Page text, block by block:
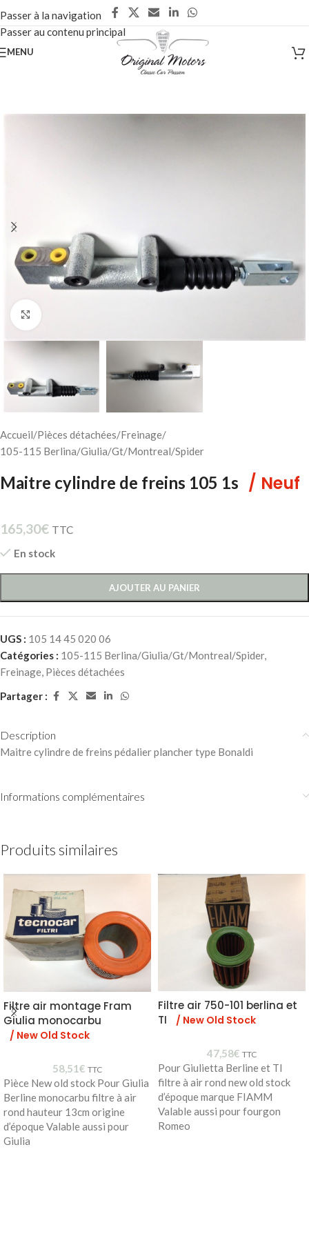
Passer à la navigation
Passer au contenu principal
MENU
Cliquez pour agrandir
Accueil/Pièces détachées/Freinage/
105-115 Berlina/Giulia/Gt/Montreal/Spider
Maitre cylindre de freins 105 1s / Neuf
165,30€ TTC
En stock
AJOUTER AU PANIER
UGS : 105 14 45 020 06
Catégories : 105-115 Berlina/Giulia/Gt/Montreal/Spider,
Freinage, Pièces détachées
Partager :
Description
Maitre cylindre de freins pédalier plancher type Bonaldi
Informations complémentaires
Produits similaires
Filtre air montage Fram
Giulia monocarbu
/ New Old Stock
58,51€ TTC
Pièce New old stock Pour Giulia
Berline monocarbu filtre à air
rond hauteur 13cm origine
d’époque Valable aussi pour
Giulia
Filtre air 750-101 berlina et
TI
/ New Old Stock
47,58€ TTC
Pour Giulietta Berline et TI
filtre à air rond new old stock
d’époque marque FIAMM
Valable aussi pour fourgon
Romeo